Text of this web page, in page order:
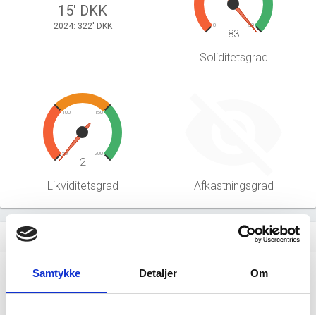
Samtykke Detaljer Om
15' DKK
2024: 322' DKK 0 30
83
Soliditetsgrad
50
100 150
200
2
Likviditetsgrad Afkastningsgrad
file_download Hent årsrapporter som PDF
Årsrapporten 2025-09